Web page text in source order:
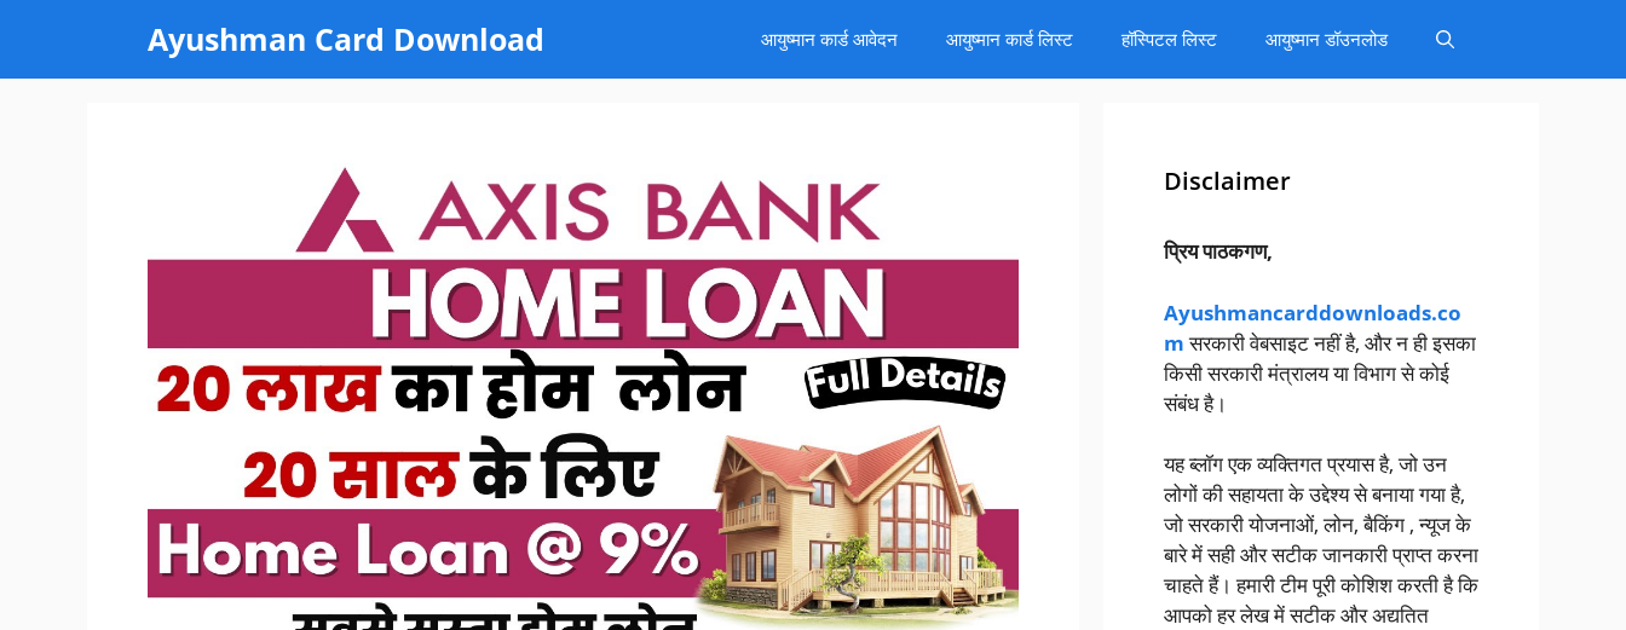
content
Ayushman Card Download आयुष्मान कार्ड आवेदन आयुष्मान कार्ड लिस्ट हॉस्पिटल लिस्ट आयुष्मान डॉउनलोड
Disclaimer
प्रिय पाठकगण,
Ayushmancarddownloads.co
mसरकारी वेबसाइट नहीं है, और न ही इसका
किसी सरकारी मंत्रालय या विभाग से कोई
संबंध है।
यह ब्लॉग एक व्यक्तिगत प्रयास है, जो उन
लोगों की सहायता के उद्देश्य से बनाया गया है,
जो सरकारी योजनाओं, लोन, बैकिंग , न्यूज के
बारे में सही और सटीक जानकारी प्राप्त करना
चाहते हैं। हमारी टीम पूरी कोशिश करती है कि
आपको हर लेख में सटीक और अद्यतित